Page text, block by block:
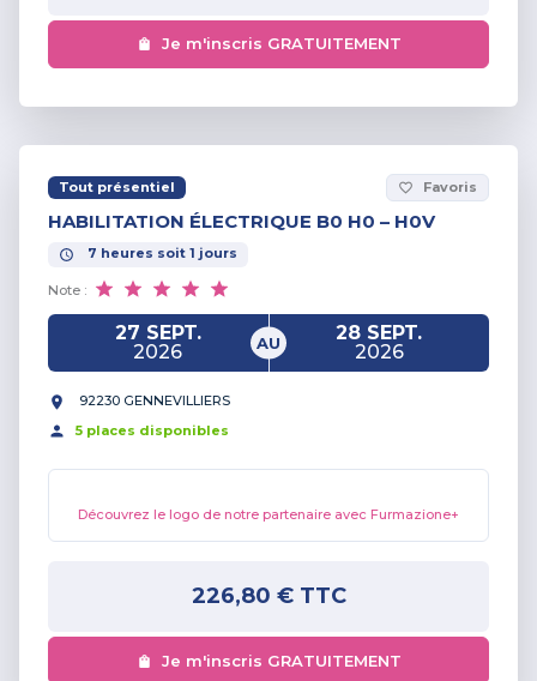
Je m'inscris GRATUITEMENT
Tout présentiel favorite_border Favoris
HABILITATION ÉLECTRIQUE B0 H0 – H0V
7 heures soit 1 jours
Note :
27 SEPT.
2026
AU
28 SEPT.
2026
92230 GENNEVILLIERS
5 places disponibles
Découvrez le logo de notre partenaire avec Furmazione+
226,80 €TTC
Je m'inscris GRATUITEMENT